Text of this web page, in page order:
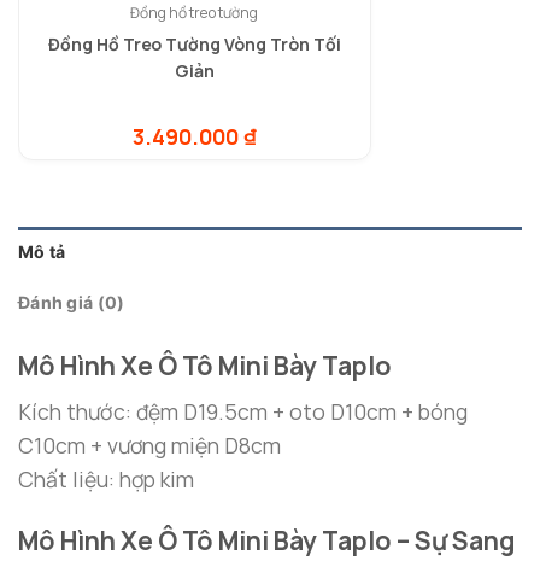
Đồng hồ treo tường
Đồng Hồ Treo Tường Vòng Tròn Tối
Giản
3.490.000₫
Mô tả
Đánh giá (0)
Mô Hình Xe Ô Tô Mini Bày Taplo
Kích thước: đệm D19.5cm + oto D10cm + bóng
C10cm + vương miện D8cm
Chất liệu: hợp kim
Mô Hình Xe Ô Tô Mini Bày Taplo – Sự Sang